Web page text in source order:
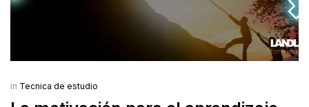
in Tecnica de estudio